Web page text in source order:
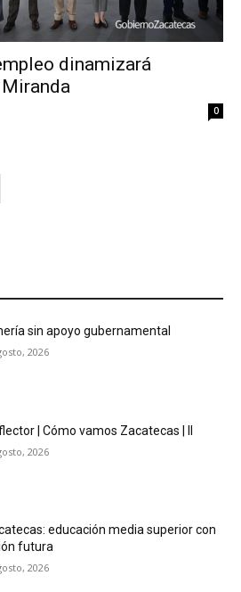
dinamizará
0
sin apoyo gubernamental
2026
| Cómo vamos Zacatecas | II
2026
educación media superior con
futura
2026